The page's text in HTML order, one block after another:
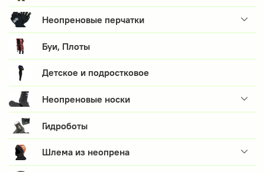
Неопреновые перчатки
Буи, Плоты
Детское и подростковое
Неопреновые носки
Гидроботы
Шлема из неопрена